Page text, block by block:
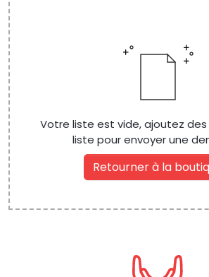
Votre liste est vide, ajoutez
liste pour envoyer une
Retourner à la